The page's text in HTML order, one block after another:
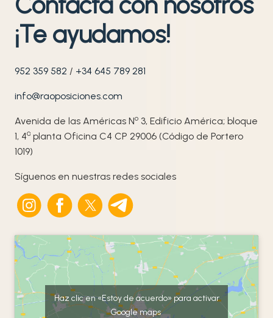
¡Te ayudamos!
952 359 582 / +34 645 789 281
info@raoposiciones.com
Avenida de las Américas No 3, Edificio América; bloque
1, 4ª planta Oficina C4 CP 29006 (Código de Portero
1019)
Síguenos en nuestras redes sociales
Haz clic en «Estoy de acuerdo» para activar
Google maps